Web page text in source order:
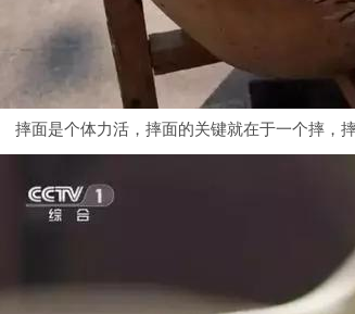
摔面是个体力活，摔面的关键就在于一个摔，